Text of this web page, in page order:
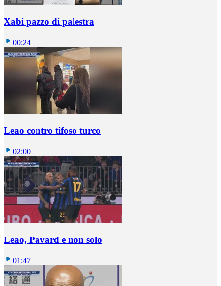
Xabi pazzo di palestra
00:24
Leao contro tifoso turco
02:00
Leao, Pavard e non solo
01:47